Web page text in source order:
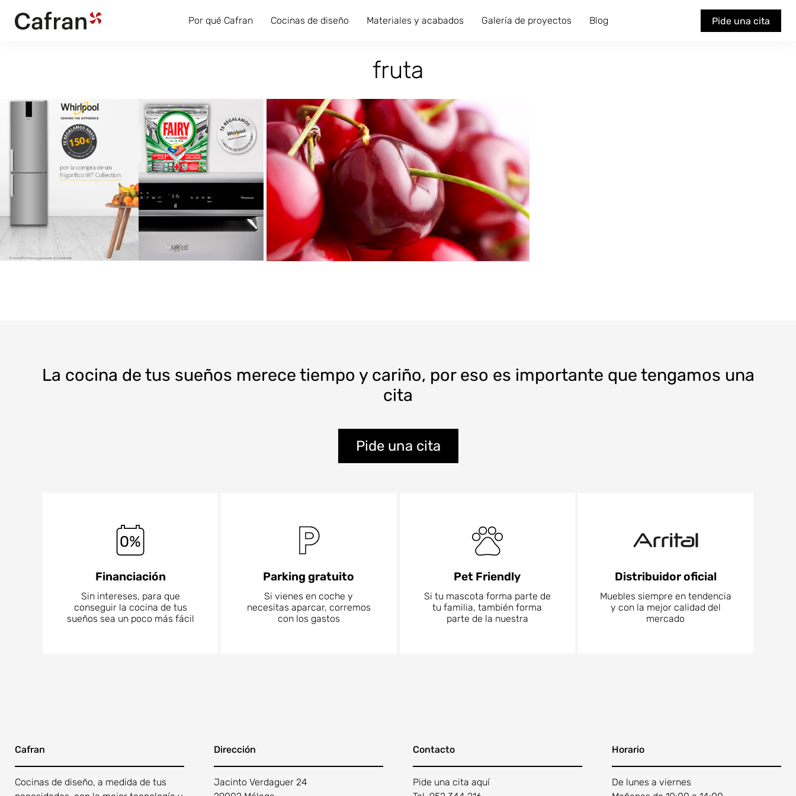
Por qué Cafran Cocinas de diseño Materiales y acabados Galería de proyectos Blog Pide una cita
fruta
La cocina de tus sueños merece tiempo y cariño, por eso es importante que tengamos una
cita
Pide una cita
Financiación
Sin intereses, para que
conseguir la cocina de tus
sueños sea un poco más fácil
Parking gratuito
Si vienes en coche y
necesitas aparcar, corremos
con los gastos
Pet Friendly
Si tu mascota forma parte de
tu familia, también forma
parte de la nuestra
Distribuidor oficial
Muebles siempre en tendencia
y con la mejor calidad del
mercado
Cafran
Cocinas de diseño, a medida de tus
Dirección
Jacinto Verdaguer 24
Contacto
Pide una cita aquí
Horario
De lunes a viernes